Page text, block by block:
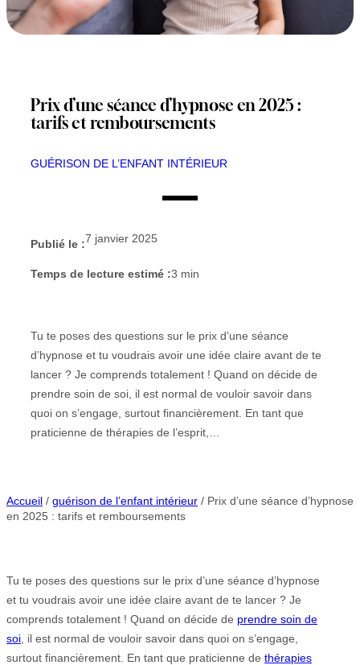
Prix d’une séance d’hypnose en 2025 :
tarifs et remboursements
GUÉRISON DE L’ENFANT INTÉRIEUR
Publié le :7 janvier 2025
Temps de lecture estimé :3 min
Tu te poses des questions sur le prix d’une séance
d’hypnose et tu voudrais avoir une idée claire avant de te
lancer ? Je comprends totalement ! Quand on décide de
prendre soin de soi, il est normal de vouloir savoir dans
quoi on s’engage, surtout financièrement. En tant que
praticienne de thérapies de l’esprit,…
Accueil / guérison de l’enfant intérieur / Prix d’une séance d’hypnose
en 2025 : tarifs et remboursements
Tu te poses des questions sur le prix d’une séance d’hypnose
et tu voudrais avoir une idée claire avant de te lancer ? Je
comprends totalement ! Quand on décide de prendre soin de
soi , il est normal de vouloir savoir dans quoi on s’engage,
surtout financièrement. En tant que praticienne de thérapies